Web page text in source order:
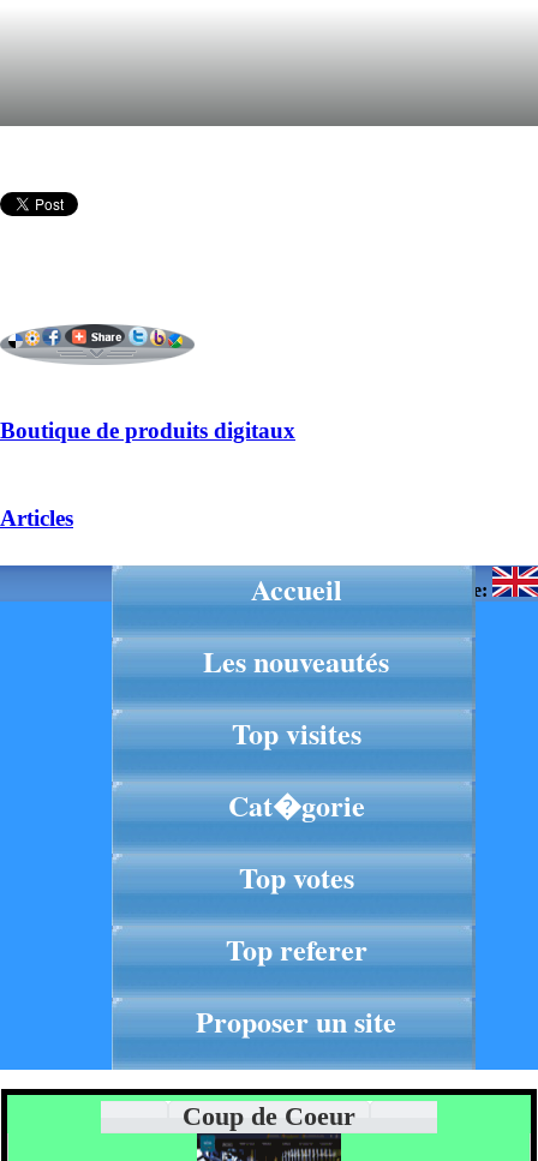
Boutique de produits digitaux
Articles
Langue:
Accueil
Les nouveautés
Top visites
Cat�gorie
Top votes
Top referer
Proposer un site
Coup de Coeur